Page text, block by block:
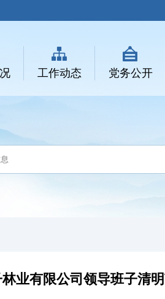
工作动态 党务公开
业有限公司领导班子清